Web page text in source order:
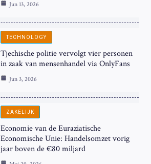
Jun 13, 2026
TECHNOLOGY
Tjechische politie vervolgt vier personen
in zaak van mensenhandel via OnlyFans
Jun 3, 2026
ZAKELIJK
Economie van de Euraziatische
Economische Unie: Handelsomzet vorig
jaar boven de €80 miljard